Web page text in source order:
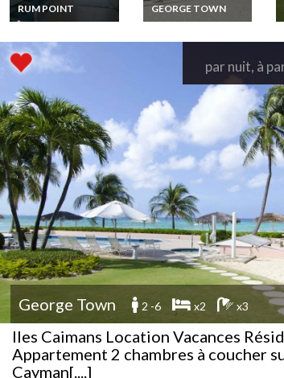
RUM POINT
Îles Caimans
Appartement 2
chambres à coucher
à Rum Point sur
GEORGE TOWN
Iles Caimans
chambre à coucher
sur Grand Cayman
par nuit, à
George Town 2 -6 x2 x3
Iles Caimans Location Vacances
Appartement 2 chambres à coucher
Cayman[....]